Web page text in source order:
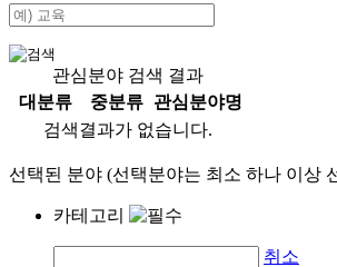
관심분야 검색 결과
대분류
중분류
관심분야명
검색결과가 없습니다.
선택된 분야 (선택분야는 최소 하나 이상
카테고리
취소